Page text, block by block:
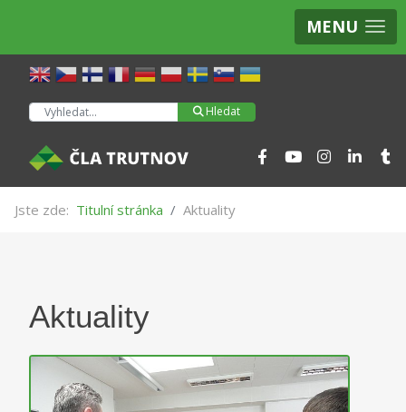
MENU
Hledat Hledat
Jste zde: Titulní stránka Aktuality
Aktuality